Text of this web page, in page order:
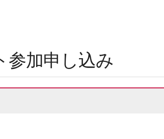
参加申し込み